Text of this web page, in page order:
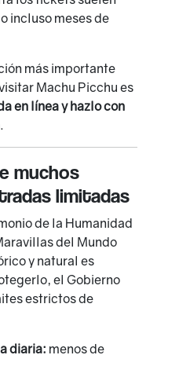
incluso meses de
más importante
Machu Picchu es
en línea y hazlo con
.
muchos
limitadas
de la Humanidad
del Mundo
y natural es
el Gobierno
estrictos de
diaria: menos de